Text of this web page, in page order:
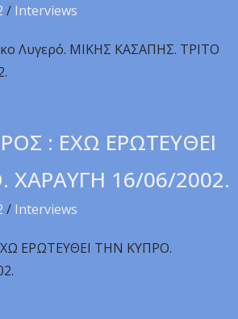
/ Interviews
Λυγερό. MIKHΣ KAΣAΠHΣ. TPITO
: EXΩ EPΩTEYΘEI
XAPAYΓH 16/06/2002.
/ Interviews
EPΩTEYΘEI THN KYΠPO.